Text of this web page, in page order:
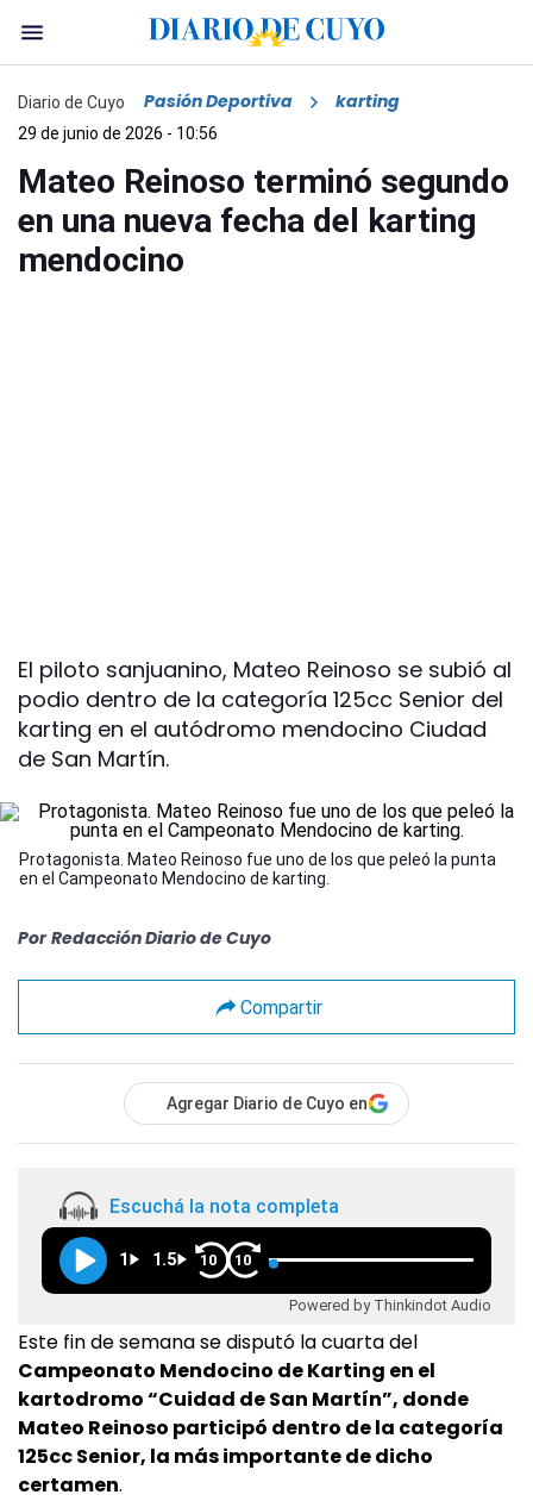
Diario de Cuyo Pasión Deportiva karting
29 de junio de 2026 - 10:56
Mateo Reinoso terminó segundo
en una nueva fecha del karting
mendocino
El piloto sanjuanino, Mateo Reinoso se subió al
podio dentro de la categoría 125cc Senior del
karting en el autódromo mendocino Ciudad
de San Martín.
Protagonista. Mateo Reinoso fue uno de los que peleó la punta
en el Campeonato Mendocino de karting.
Por Redacción Diario de Cuyo
Compartir
Agregar Diario de Cuyo en
Escuchá la nota completa
1 1.5 10 10
Powered by Thinkindot Audio
Este fin de semana se disputó la cuarta del
Campeonato Mendocino de Karting en el
kartodromo “Cuidad de San Martín”, donde
Mateo Reinoso participó dentro de la categoría
125cc Senior, la más importante de dicho
certamen.